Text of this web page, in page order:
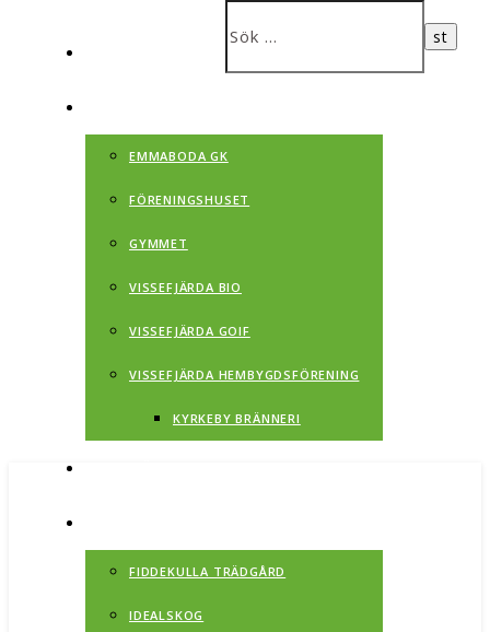
EMMABODA GK
FÖRENINGSHUSET
GYMMET
VISSEFJÄRDA BIO
VISSEFJÄRDA GOIF
VISSEFJÄRDA HEMBYGDSFÖRENING
KYRKEBY BRÄNNERI
FIDDEKULLA TRÄDGÅRD
IDEALSKOG